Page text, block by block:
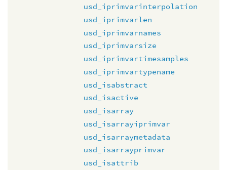
usd_iprimvarinterpolation
usd_iprimvarlen
usd_iprimvarnames
usd_iprimvarsize
usd_iprimvartimesamples
usd_iprimvartypename
usd_isabstract
usd_isactive
usd_isarray
usd_isarrayiprimvar
usd_isarraymetadata
usd_isarrayprimvar
usd_isattrib